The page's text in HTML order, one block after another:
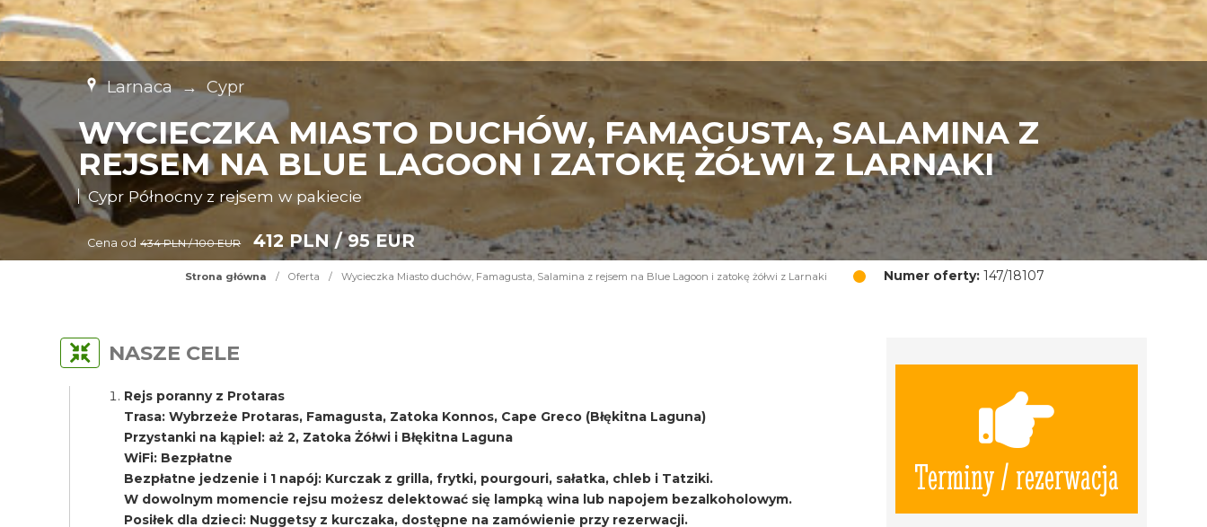
Larnaca → Cypr
WYCIECZKA MIASTO DUCHÓW, FAMAGUSTA, SALAMINA Z
REJSEM NA BLUE LAGOON I ZATOKĘ ŻÓŁWI Z LARNAKI
Cypr Północny z rejsem w pakiecie
Cena od 434 PLN / 100 EUR 412 PLN / 95 EUR
Strona główna / Oferta / Wycieczka Miasto duchów, Famagusta, Salamina z rejsem na Blue Lagoon i zatokę żółwi z Larnaki Numer oferty: 147/18107
Terminy / rezerwacja
NASZE CELE
Rejs poranny z Protaras
Trasa: Wybrzeże Protaras, Famagusta, Zatoka Konnos, Cape Greco (Błękitna Laguna)
Przystanki na kąpiel: aż 2, Zatoka Żółwi i Błękitna Laguna
WiFi: Bezpłatne
Bezpłatne jedzenie i 1 napój: Kurczak z grilla, frytki, pourgouri, sałatka, chleb i Tatziki.
W dowolnym momencie rejsu możesz delektować się lampką wina lub napojem bezalkoholowym.
Posiłek dla dzieci: Nuggetsy z kurczaka, dostępne na zamówienie przy rezerwacji.